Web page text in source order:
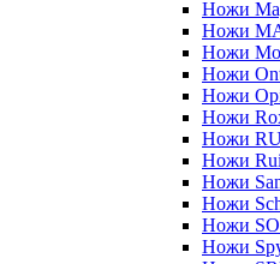
Ножи
Ножи
Ножи
Ножи
Ножи
Ножи
Ножи
Ножи
Ножи
Ножи
Ножи
Ножи